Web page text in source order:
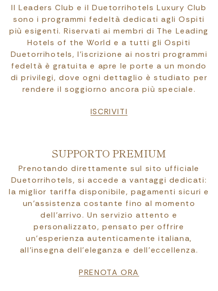
Il Leaders Club e il Duetorrihotels Luxury Club
sono i programmi fedeltà dedicati agli Ospiti
più esigenti. Riservati ai membri di The Leading
Hotels of the World e a tutti gli Ospiti
Duetorrihotels, l’iscrizione ai nostri programmi
fedeltà è gratuita e apre le porte a un mondo
di privilegi, dove ogni dettaglio è studiato per
rendere il soggiorno ancora più speciale.
ISCRIVITI
SUPPORTO PREMIUM
Prenotando direttamente sul sito ufficiale
Duetorrihotels, si accede a vantaggi dedicati:
la miglior tariffa disponibile, pagamenti sicuri e
un’assistenza costante fino al momento
dell’arrivo. Un servizio attento e
personalizzato, pensato per offrire
un’esperienza autenticamente italiana,
all’insegna dell’eleganza e dell’eccellenza.
PRENOTA ORA